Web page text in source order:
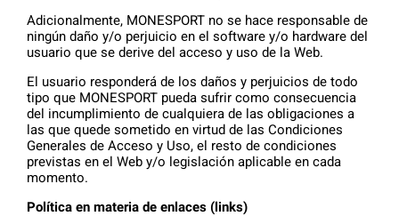
Adicionalmente, MONESPORT no se hace responsable de
ningún daño y/o perjuicio en el software y/o hardware del
usuario que se derive del acceso y uso de la Web.
El usuario responderá de los daños y perjuicios de todo
tipo que MONESPORT pueda sufrir como consecuencia
del incumplimiento de cualquiera de las obligaciones a
las que quede sometido en virtud de las Condiciones
Generales de Acceso y Uso, el resto de condiciones
previstas en el Web y/o legislación aplicable en cada
momento.
Política en materia de enlaces (links)